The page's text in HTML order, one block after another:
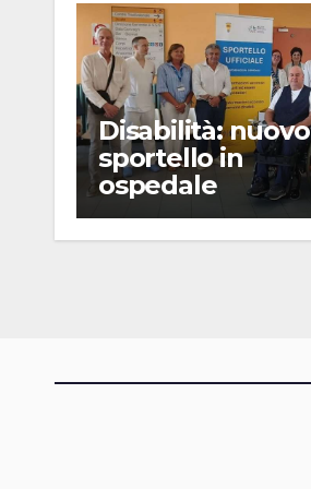
Disabilità: nuovo
sportello in
ospedale